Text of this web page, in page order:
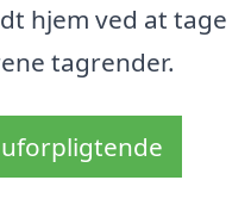
hjem ved at tage
tagrender.